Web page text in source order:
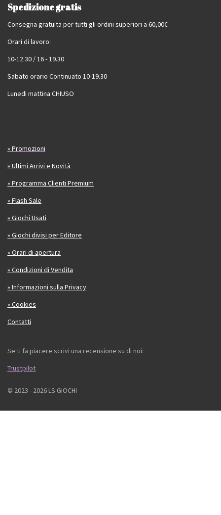
Spedizione gratis
Consegna gratuita per tutti gli ordini superiori a 60,00€
Orari di lavoro:
10-12.30 / 16 - 19.30
Sabato orario Continuato 10-19.30
Lunedi mattina CHIUSO
» Promozioni
» Ultimi Arrivi e Novità
» Programma Clienti Premium
» Flash Sale
» Giochi Usati
» Giochi divisi per Editore
» Orari di apertura
» Condizioni di Vendita
» Informazioni sulla Privacy
» Cookies
Contatti
Se ti fa piacere scrivi una recensione su di noi:
Trustpilot
© 2023 - 2026 LS GIOCHI